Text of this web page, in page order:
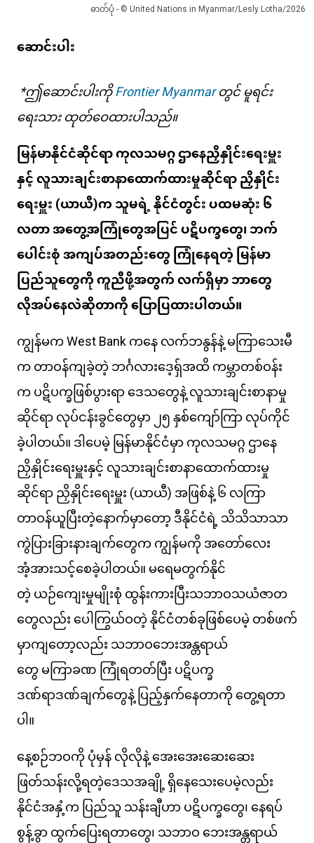
ဓာတ်ပုံ - © United Nations in Myanmar/Lesly Lotha/2026
ဆောင်းပါး
*ဤဆောင်းပါးကိုFrontier Myanmar တွင် မူရင်း
ရေးသား ထုတ်ဝေထားပါသည်။
မြန်မာနိုင်ငံဆိုင်ရာ ကုလသမဂ္ဂ ဌာနေညှိနှိုင်းရေးမှူး
နှင့် လူသားချင်းစာနာထောက်ထားမှုဆိုင်ရာ ညှိနှိုင်း
ရေးမှူး (ယာယီ)က သူမရဲ့ နိုင်ငံတွင်း ပထမဆုံး ၆
လတာ အတွေ့အကြုံတွေအပြင် ပဋိပက္ခတွေ၊ ဘက်
ပေါင်းစုံ အကျပ်အတည်းတွေ ကြုံနေရတဲ့ မြန်မာ
ပြည်သူတွေကို ကူညီဖို့အတွက် လက်ရှိမှာ ဘာတွေ
လိုအပ်နေလဲဆိုတာကို ပြောပြထားပါတယ်။
ကျွန်မကWest Bank ကနေ လက်ဘနွန်နဲ့ မကြာသေးမီ
က တာဝန်ကျခဲ့တဲ့ ဘင်္ဂလားဒေ့ရှ်အထိ ကမ္ဘာတစ်ဝန်း
က ပဋိပက္ခဖြစ်ပွားရာ ဒေသတွေနဲ့ လူသားချင်းစာနာမှု
ဆိုင်ရာ လုပ်ငန်းခွင်တွေမှာ ၂၅ နှစ်ကျော်ကြာ လုပ်ကိုင်
ခဲ့ပါတယ်။ ဒါပေမဲ့ မြန်မာနိုင်ငံမှာ ကုလသမဂ္ဂ ဌာနေ
ညှိနှိုင်းရေးမှူးနှင့် လူသားချင်းစာနာထောက်ထားမှု
ဆိုင်ရာ ညှိနှိုင်းရေးမှူး (ယာယီ) အဖြစ်နဲ့ ၆ လကြာ
တာဝန်ယူပြီးတဲ့နောက်မှာတော့ ဒီနိုင်ငံရဲ့ သိသိသာသာ
ကွဲပြားခြားနားချက်တွေက ကျွန်မကို အတော်လေး
အံ့အားသင့်စေခဲ့ပါတယ်။ မရေမတွက်နိုင်
တဲ့ ယဉ်ကျေးမှုမျိုးစုံ ထွန်းကားပြီးသဘာဝသယံဇာတ
တွေလည်း ပေါကြွယ်ဝတဲ့ နိုင်ငံတစ်ခုဖြစ်ပေမဲ့ တစ်ဖက်
မှာကျတော့လည်း သဘာဝဘေးအန္တရာယ်
တွေ မကြာခဏ ကြုံရတတ်ပြီး ပဋိပက္ခ
ဒဏ်ရာဒဏ်ချက်တွေနဲ့ ပြည့်နှက်နေတာကို တွေ့ရတာ
ပါ။
နေ့စဉ်ဘဝကို ပုံမှန် လိုလိုနဲ့ အေးအေးဆေးဆေး
ဖြတ်သန်းလို့ရတဲ့ဒေသအချို့ ရှိနေသေးပေမဲ့လည်း
နိုင်ငံအနှံ့က ပြည်သူ သန်းချီဟာ ပဋိပက္ခတွေ၊ နေရပ်
စွန့်ခွာ ထွက်ပြေးရတာတွေ၊ သဘာဝ ဘေးအန္တရာယ်